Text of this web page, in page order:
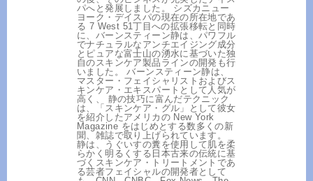
パへと発展しました。 シズカニュー
ヨーク・デイスパの現在の所在地であ
る 7 West 51丁目への拡張移転と同時
に、バーンスティーン静は、パワフル
でナチュラルなアンチエイジング成分
とピュアな富士山の湧水に基づいた独
自のスキンケア製品ラインの開発も行
いました。 バーンスティーン静は、
マスター・フェイシャリストおよびス
キンケア・エキスパートとして人気が
高く、 静の技巧に富んだテクニック
は、「スキンケア・グル」として彼女
を紹介したアメリカの New York
Magazine をはじめとする数多くの新
聞、雑誌で取り上げられています。
静は、うぐいすの糞を使用して肌を柔
らかく明るくする日本古来の伝統に基
づくスキンケア・トリートメントであ
る芸者フェイシャルの開発者として